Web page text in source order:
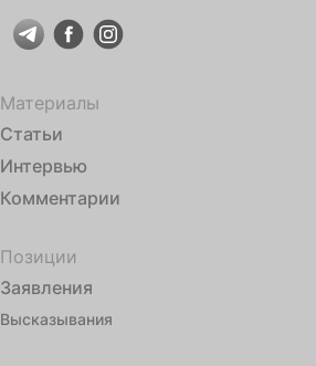
Материалы
Статьи
Интервью
Комментарии
Позиции
Заявления
Высказывания